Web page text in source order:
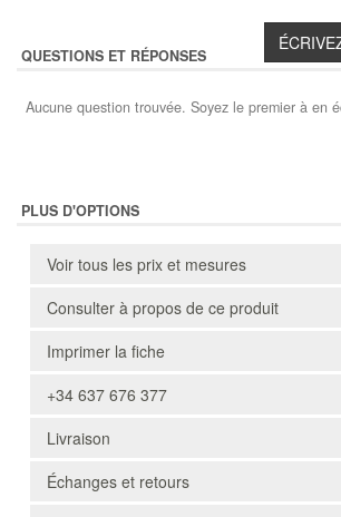
QUESTIONS ET RÉPONSES
Aucune question trouvée. Soyez le premier à en
PLUS D'OPTIONS
Voir tous les prix et mesures
Consulter à propos de ce produit
Imprimer la fiche
+34 637 676 377
Livraison
Échanges et retours